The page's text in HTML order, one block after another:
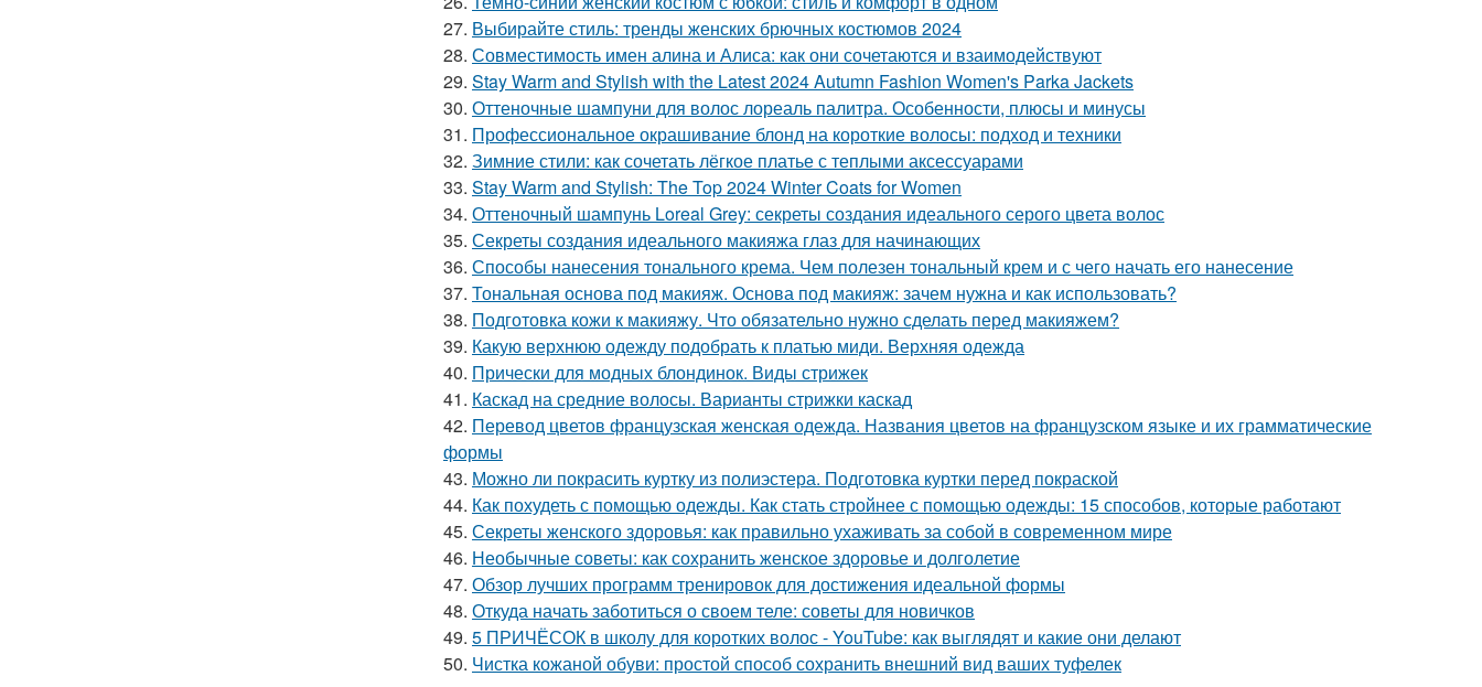
27. Выбирайте стиль: тренды женских брючных костюмов 2024
28. Совместимость имен алина и Алиса: как они сочетаются и взаимодействуют
29. Stay Warm and Stylish with the Latest 2024 Autumn Fashion Women's Parka Jackets
30. Оттеночные шампуни для волос лореаль палитра. Особенности, плюсы и минусы
31. Профессиональное окрашивание блонд на короткие волосы: подход и техники
32. Зимние стили: как сочетать лёгкое платье с теплыми аксессуарами
33. Stay Warm and Stylish: The Top 2024 Winter Coats for Women
34. Оттеночный шампунь Loreal Grey: секреты создания идеального серого цвета волос
35. Секреты создания идеального макияжа глаз для начинающих
36. Способы нанесения тонального крема. Чем полезен тональный крем и с чего начать его нанесение
37. Тональная основа под макияж. Основа под макияж: зачем нужна и как использовать?
38. Подготовка кожи к макияжу. Что обязательно нужно сделать перед макияжем?
39. Какую верхнюю одежду подобрать к платью миди. Верхняя одежда
40. Прически для модных блондинок. Виды стрижек
41. Каскад на средние волосы. Варианты стрижки каскад
42. Перевод цветов французская женская одежда. Названия цветов на французском языке и их грамматические
формы
43. Можно ли покрасить куртку из полиэстера. Подготовка куртки перед покраской
44. Как похудеть с помощью одежды. Как стать стройнее с помощью одежды: 15 способов, которые работают
45. Секреты женского здоровья: как правильно ухаживать за собой в современном мире
46. Необычные советы: как сохранить женское здоровье и долголетие
47. Обзор лучших программ тренировок для достижения идеальной формы
48. Откуда начать заботиться о своем теле: советы для новичков
49. 5 ПРИЧЁСОК в школу для коротких волос ‍- YouTube: как выглядят и какие они делают
50. Чистка кожаной обуви: простой способ сохранить внешний вид ваших туфелек